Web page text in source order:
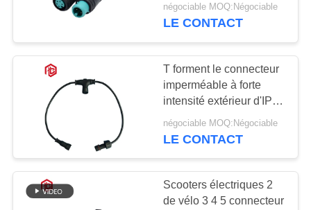
la CE
négociable MOQ:Négociable
LE CONTACT
T forment le connecteur
imperméable à forte
intensité extérieur d'IP67
20A
négociable MOQ:Négociable
LE CONTACT
Scooters électriques 2
de vélo 3 4 5 connecteur